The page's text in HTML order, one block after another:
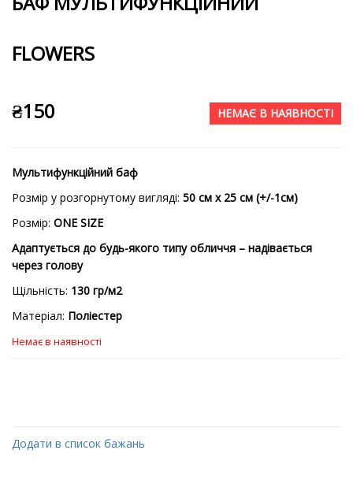
FLOWERS
₴150 НЕМАЄ В НАЯВНОСТІ
Мультифункційний баф
Розмір у розгорнутому вигляді: 50 см х 25 см (+/-1см)
Розмір: ONE SIZE
Адаптується до будь-якого типу обличчя – надівається
через голову
Щільність: 130 гр/м2
Матеріал: Поліестер
Немає в наявності
Додати в список бажань